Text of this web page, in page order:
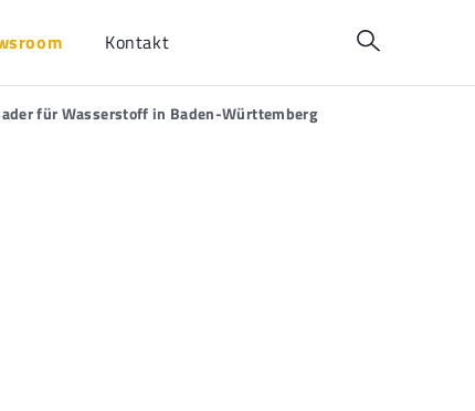
Kontakt
für Wasserstoff in Baden-Württemberg